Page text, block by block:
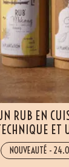
RUB EN
ET
NOUVEAUTÉ -